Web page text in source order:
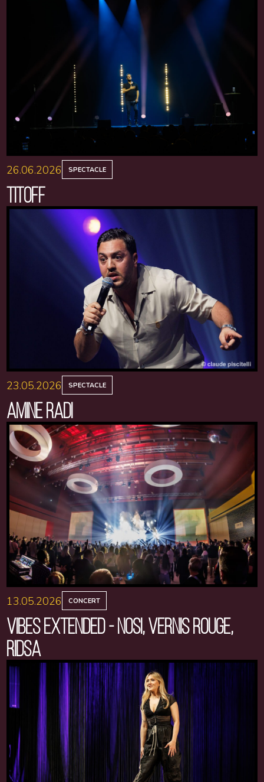
26.06.2026 SPECTACLE
TITOFF
23.05.2026 SPECTACLE
AMINE RADI
13.05.2026 CONCERT
VIBES EXTENDED - NOSI, VERNIS ROUGE,
RIDSA